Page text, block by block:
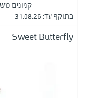
קניונים
בתוקף עד: 31.08.26
Sweet Butterfly